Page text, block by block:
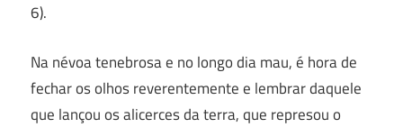
6).
Na névoa tenebrosa e no longo dia mau, é hora de
fechar os olhos reverentemente e lembrar daquele
que lançou os alicerces da terra, que represou o